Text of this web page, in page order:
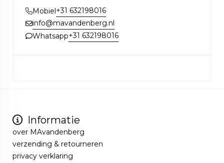
Mobiel+31 632198016
info@mavandenberg.nl
Whatsapp+31 632198016
Informatie
over MAvandenberg
verzending & retourneren
privacy verklaring